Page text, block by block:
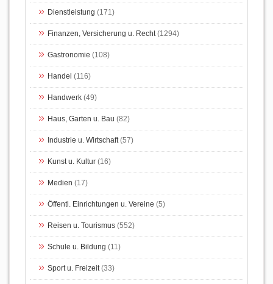
Dienstleistung (171)
Finanzen, Versicherung u. Recht(1294)
Gastronomie (108)
Handel (116)
Handwerk (49)
Haus, Garten u. Bau (82)
Industrie u. Wirtschaft(57)
Kunst u. Kultur (16)
Medien (17)
Öffentl. Einrichtungen u. Vereine (5)
Reisen u. Tourismus (552)
Schule u. Bildung (11)
Sport u. Freizeit(33)